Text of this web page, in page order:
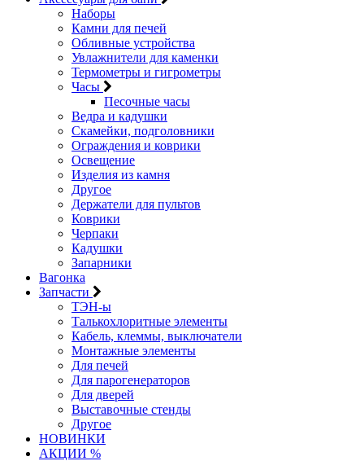
Наборы
Камни для печей
Обливные устройства
Увлажнители для каменки
Термометры и гигрометры
Часы
Песочные часы
Ведра и кадушки
Скамейки, подголовники
Ограждения и коврики
Освещение
Изделия из камня
Другое
Держатели для пультов
Коврики
Черпаки
Кадушки
Запарники
Вагонка
Запчасти
ТЭН-ы
Талькохлоритные элементы
Кабель, клеммы, выключатели
Монтажные элементы
Для печей
Для парогенераторов
Для дверей
Выставочные стенды
Другое
НОВИНКИ
АКЦИИ %